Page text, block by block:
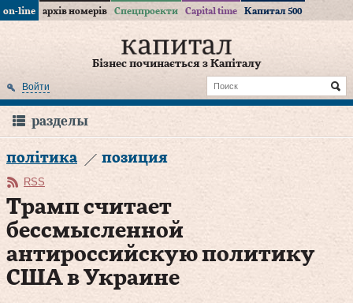
on-line архів номерів Спецпроекти Capital time Капитал 500
Бізнес починається з Капіталу
Войти
разделы
політика позиция
RSS
Трамп считает
бессмысленной
антироссийскую политику
США в Украине